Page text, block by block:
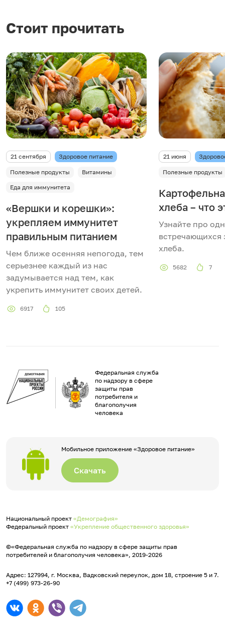
Стоит прочитать
21 сентября Здоровое питание
Полезные продукты
Витамины
Еда для иммунитета
«Вершки и корешки»:
укрепляем иммунитет
правильным питанием
Чем ближе осенняя непогода, тем
серьезнее каждый из нас
задумывается над тем, как
укрепить иммунитет своих детей.
6917 105
21 июня
Полезные продукты
хлеба – что
Узнайте про
встречающихся
хлеба.
5682 7
Федеральная служба
по надзору в сфере
защиты прав
потребителя и
благополучия
человека
Мобильное приложение «Здоровое питание»
Скачать
Национальный проект «Демография»
Федеральный проект «Укрепление общественного здоровья»
©«Федеральная служба по надзору в сфере защиты прав
потребителей и благополучия человека», 2019-2026
Адрес: 127994, г. Москва, Вадковский переулок, дом 18, строение 5 и 7.
+7 (499) 973-26-90